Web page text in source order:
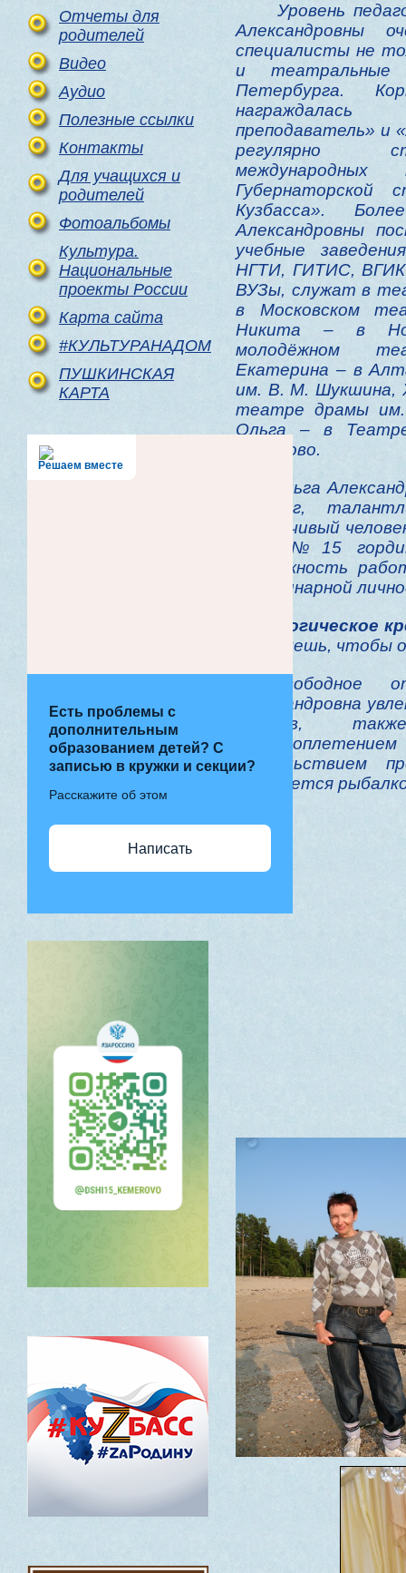
Отчеты для
родителей
Видео
Аудио
Полезные ссылки
Контакты
Для учащихся и
родителей
Фотоальбомы
Культура.
Национальные
проекты России
Карта сайта
#КУЛЬТУРАНАДОМ
ПУШКИНСКАЯ
КАРТА
Решаем вместе
Есть проблемы с
дополнительным
образованием детей? С
записью в кружки и секции?
Расскажите об этом
Написать
Уровень
Александровны
специалисты не
и театральные
Петербурга.
преподаватель» и
регулярно
международных
Губернаторской
Кузбасса».
Александровны
учебные
НГТИ, ГИТИС, ВГИК
ВУЗы, служат в
в Московском
Никита – в
молодёжном
Екатерина – в
им. В. М. Шукшина,
театре драмы им.
Ольга – в
Кемерово.
Ольга
педагог,
отзывчивый
ДШИ №15
возможность
неординарной
Педагогическое
как хочешь, чтобы
В свободное
Александровна
цветов,
удовольствием
увлекается